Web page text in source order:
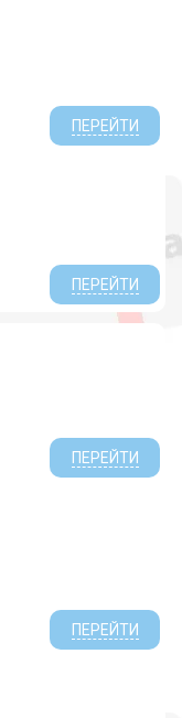
ПЕРЕЙТИ
ПЕРЕЙТИ
ПЕРЕЙТИ
ПЕРЕЙТИ